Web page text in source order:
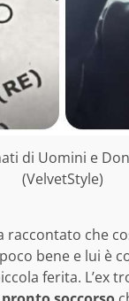
di Uomini e
(VelvetStyle)
che
bene e lui è
ferita. L’ex